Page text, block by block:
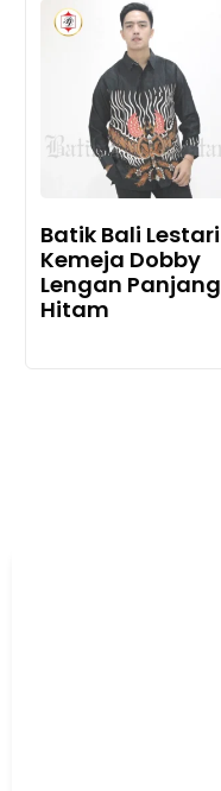
Batik Bali Lestari
Kemeja Dobby
Lengan Panjang
Hitam